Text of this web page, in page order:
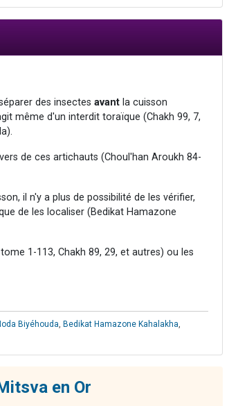
des insectes avant la cuisson
même d'un interdit toraïque (Chakh 99, 7,
de ces artichauts (Choul'han Aroukh 84-
il n'y a plus de possibilité de les vérifier,
de les localiser (Bedikat Hamazone
1-113, Chakh 89, 29, et autres) ou les
Biyéhouda Bedikat Hamazone Kahalakha
en Or